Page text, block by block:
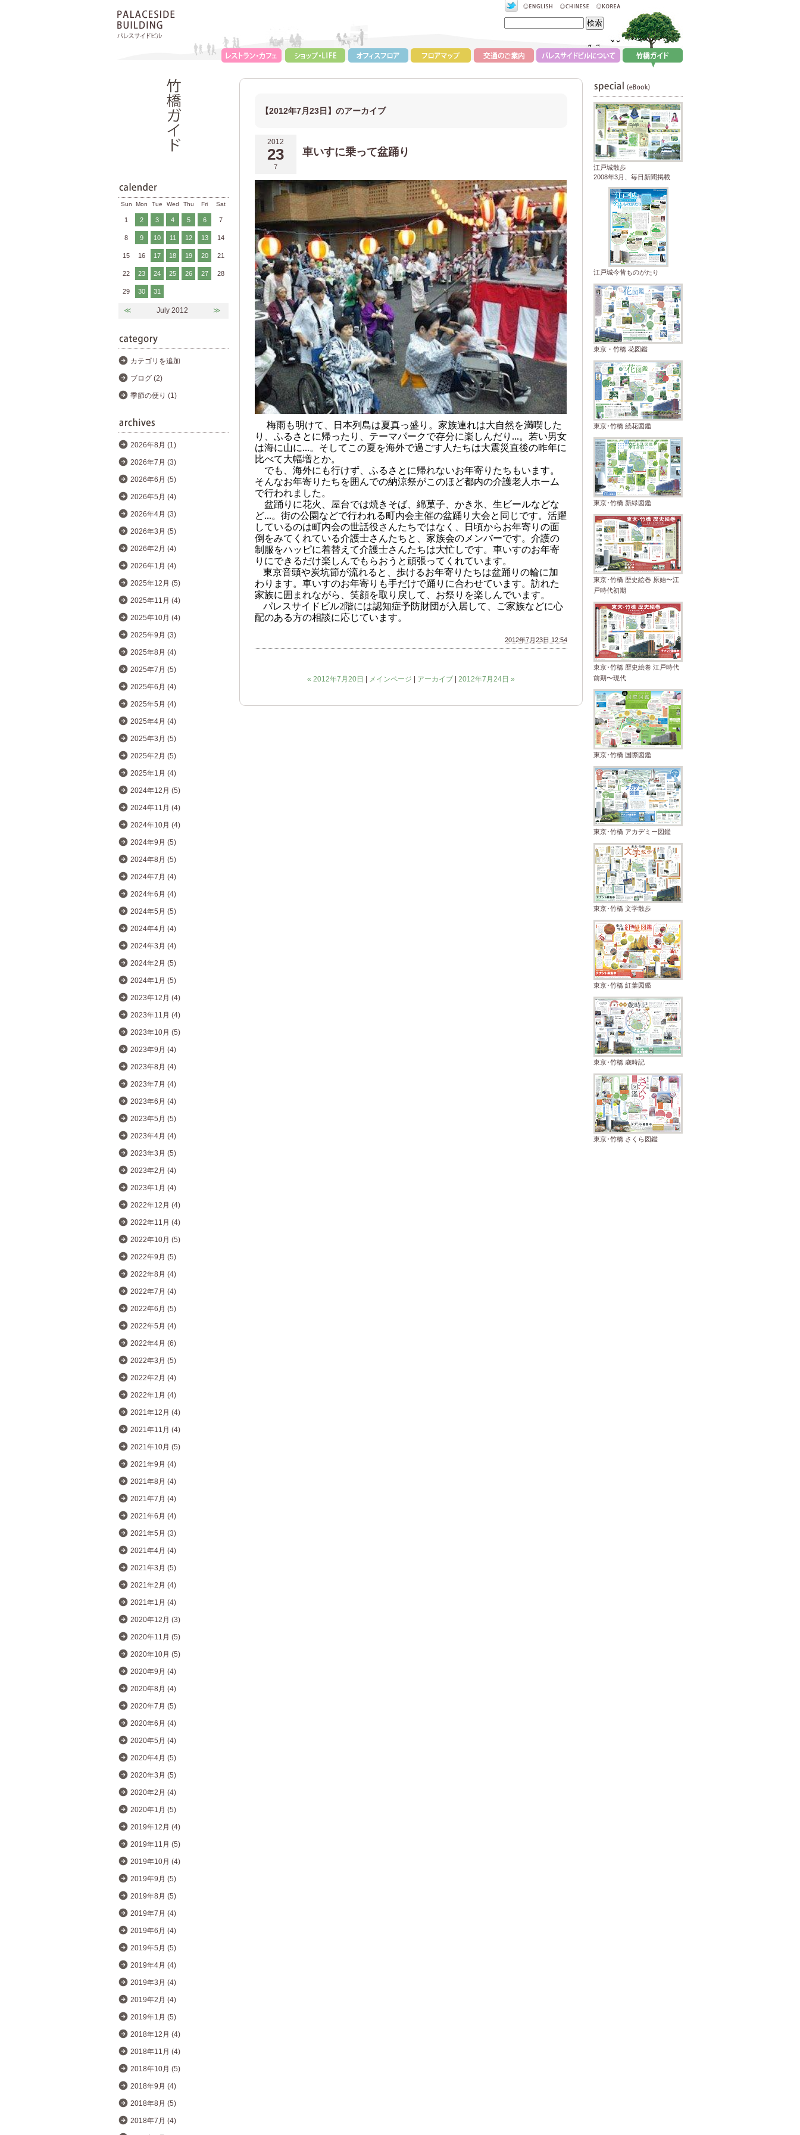
【2012年7月23日】のアーカイブ
2012
23
7
車いすに乗って盆踊り
梅雨も明けて、日本列島は夏真っ盛り。家族連れは大自然を満喫した
り、ふるさとに帰ったり、テーマパークで存分に楽しんだり...。若い男女
は海に山に...。そしてこの夏を海外で過ごす人たちは大震災直後の昨年に
比べて大幅増とか。
でも、海外にも行けず、ふるさとに帰れないお年寄りたちもいます。
そんなお年寄りたちを囲んでの納涼祭がこのほど都内の介護老人ホーム
で行われました。
盆踊りに花火、屋台では焼きそば、綿菓子、かき氷、生ビールなどな
ど...。街の公園などで行われる町内会主催の盆踊り大会と同じです。活躍
しているのは町内会の世話役さんたちではなく、日頃からお年寄りの面
倒をみてくれている介護士さんたちと、家族会のメンバーです。介護の
制服をハッピに着替えて介護士さんたちは大忙しです。車いすのお年寄
りにできるだけ楽しんでもらおうと頑張ってくれています。
東京音頭や炭坑節が流れると、歩けるお年寄りたちは盆踊りの輪に加
わります。車いすのお年寄りも手だけで踊りに合わせています。訪れた
家族に囲まれながら、笑顔を取り戻して、お祭りを楽しんでいます。
パレスサイドビル2階には認知症予防財団が入居して、ご家族などに心
配のある方の相談に応じています。
2012年7月23日 12:54
« 2012年7月20日 | メインページ | アーカイブ | 2012年7月24日 »
Sun Mon Tue Wed Thu Fri Sat
1 2 3 4 5 6 7
8 9 10 11 12 13 14
15 16 17 18 19 20 21
22 23 24 25 26 27 28
29 30 31
≪ July 2012 ≫
カテゴリを追加
ブログ (2)
季節の便り (1)
2026年8月 (1)
2026年7月 (3)
2026年6月 (5)
2026年5月 (4)
2026年4月 (3)
2026年3月 (5)
2026年2月 (4)
2026年1月 (4)
2025年12月 (5)
2025年11月 (4)
2025年10月 (4)
2025年9月 (3)
2025年8月 (4)
2025年7月 (5)
2025年6月 (4)
2025年5月 (4)
2025年4月 (4)
2025年3月 (5)
2025年2月 (5)
2025年1月 (4)
2024年12月 (5)
2024年11月 (4)
2024年10月 (4)
2024年9月 (5)
2024年8月 (5)
2024年7月 (4)
2024年6月 (4)
2024年5月 (5)
2024年4月 (4)
2024年3月 (4)
2024年2月 (5)
2024年1月 (5)
2023年12月 (4)
2023年11月 (4)
2023年10月 (5)
2023年9月 (4)
2023年8月 (4)
2023年7月 (4)
2023年6月 (4)
2023年5月 (5)
2023年4月 (4)
2023年3月 (5)
2023年2月 (4)
2023年1月 (4)
2022年12月 (4)
2022年11月 (4)
2022年10月 (5)
2022年9月 (5)
2022年8月 (4)
2022年7月 (4)
2022年6月 (5)
2022年5月 (4)
2022年4月 (6)
2022年3月 (5)
2022年2月 (4)
2022年1月 (4)
2021年12月 (4)
2021年11月 (4)
2021年10月 (5)
2021年9月 (4)
2021年8月 (4)
2021年7月 (4)
2021年6月 (4)
2021年5月 (3)
2021年4月 (4)
2021年3月 (5)
2021年2月 (4)
2021年1月 (4)
2020年12月 (3)
2020年11月 (5)
2020年10月 (5)
2020年9月 (4)
2020年8月 (4)
2020年7月 (5)
2020年6月 (4)
2020年5月 (4)
2020年4月 (5)
2020年3月 (5)
2020年2月 (4)
2020年1月 (5)
2019年12月 (4)
2019年11月 (5)
2019年10月 (4)
2019年9月 (5)
2019年8月 (5)
2019年7月 (4)
2019年6月 (4)
2019年5月 (5)
2019年4月 (4)
2019年3月 (4)
2019年2月 (4)
2019年1月 (5)
2018年12月 (4)
2018年11月 (4)
2018年10月 (5)
2018年9月 (4)
2018年8月 (5)
2018年7月 (4)
江戸城散歩
2008年3月、毎日新聞掲載
江戸城今昔ものがたり
東京・竹橋 花図鑑
東京･竹橋 続花図鑑
東京･竹橋 新緑図鑑
東京･竹橋 歴史絵巻 原始〜江
戸時代初期
東京･竹橋 歴史絵巻 江戸時代
前期〜現代
東京･竹橋 国際図鑑
東京･竹橋 アカデミー図鑑
東京･竹橋 文学散歩
東京･竹橋 紅葉図鑑
東京･竹橋 歳時記
東京･竹橋 さくら図鑑